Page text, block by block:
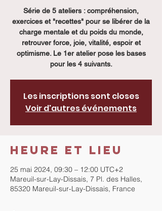
Série de 5 ateliers : compréhension,
exercices et "recettes" pour se libérer de la
charge mentale et du poids du monde,
retrouver force, joie, vitalité, espoir et
optimisme. Le 1er atelier pose les bases
pour les 4 suivants.
Les inscriptions sont closes
Voir d'autres événements
Heure et lieu
25 mai 2024, 09:30 – 12:00 UTC+2
Mareuil-sur-Lay-Dissais, 7 Pl. des Halles,
85320 Mareuil-sur-Lay-Dissais, France